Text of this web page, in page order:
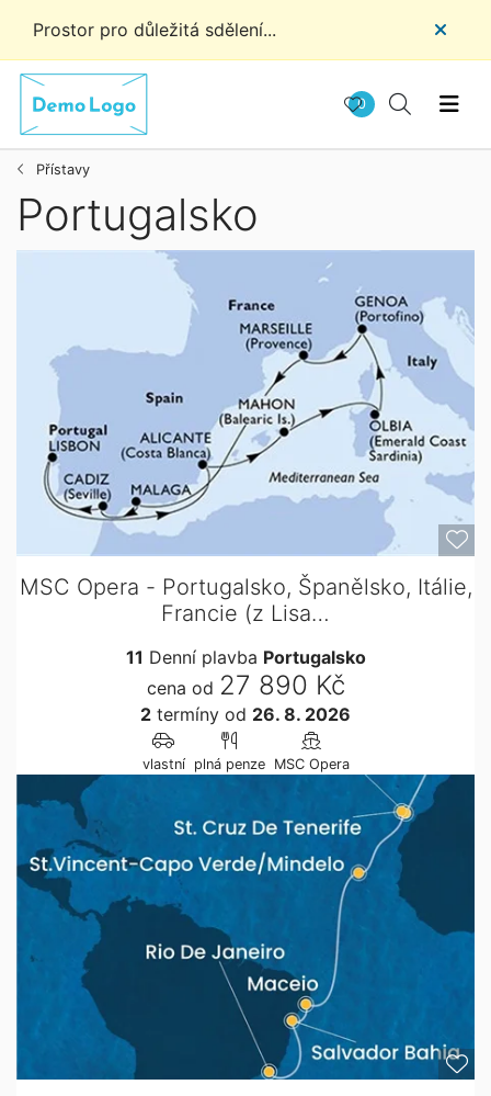
Prostor pro důležitá sdělení...
0
Přístavy
Portugalsko
MSC Opera - Portugalsko, Španělsko, Itálie,
Francie (z Lisa…
11 Denní plavba Portugalsko
cena od 27 890 Kč
2 termíny od 26. 8. 2026
vlastní plná penze MSC Opera